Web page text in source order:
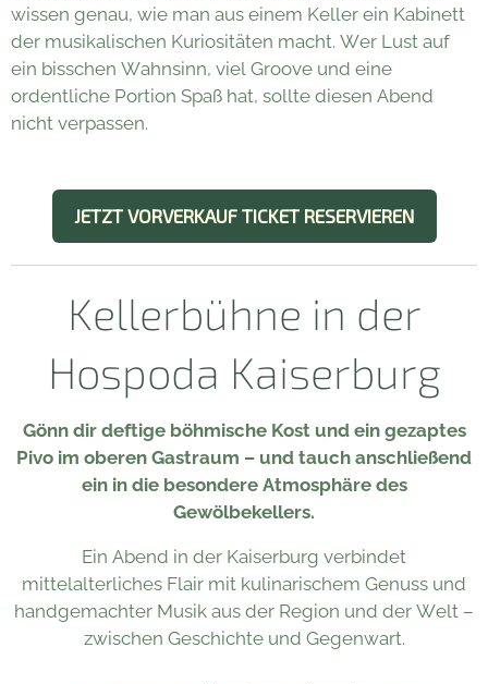
wissen genau, wie man aus einem Keller ein Kabinett
der musikalischen Kuriositäten macht. Wer Lust auf
ein bisschen Wahnsinn, viel Groove und eine
ordentliche Portion Spaß hat, sollte diesen Abend
nicht verpassen.
JETZT VORVERKAUF TICKET RESERVIEREN
Kellerbühne in der
Hospoda Kaiserburg
Gönn dir deftige böhmische Kost und ein gezaptes
Pivo im oberen Gastraum – und tauch anschließend
ein in die besondere Atmosphäre des
Gewölbekellers.
Ein Abend in der Kaiserburg verbindet
mittelalterliches Flair mit kulinarischem Genuss und
handgemachter Musik aus der Region und der Welt –
zwischen Geschichte und Gegenwart.